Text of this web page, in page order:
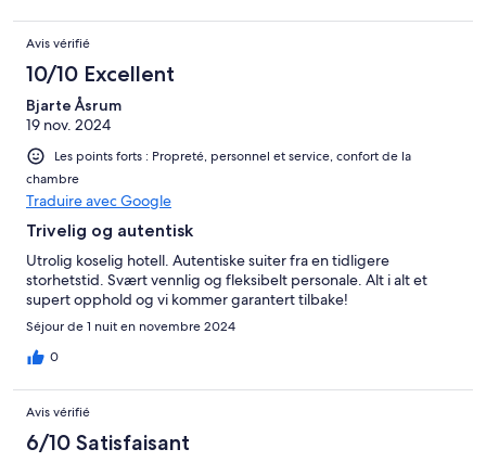
Avis vérifié
10/10 Excellent
Bjarte Åsrum
19 nov. 2024
Les points forts : Propreté, personnel et service, confort de la
chambre
Traduire avec Google
Trivelig og autentisk
Utrolig koselig hotell. Autentiske suiter fra en tidligere
storhetstid. Svært vennlig og fleksibelt personale. Alt i alt et
supert opphold og vi kommer garantert tilbake!
Séjour de 1 nuit en novembre 2024
0
Avis vérifié
6/10 Satisfaisant